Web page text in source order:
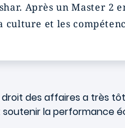
Après un Master 2
et les
des affaires a très
soutenir la performance